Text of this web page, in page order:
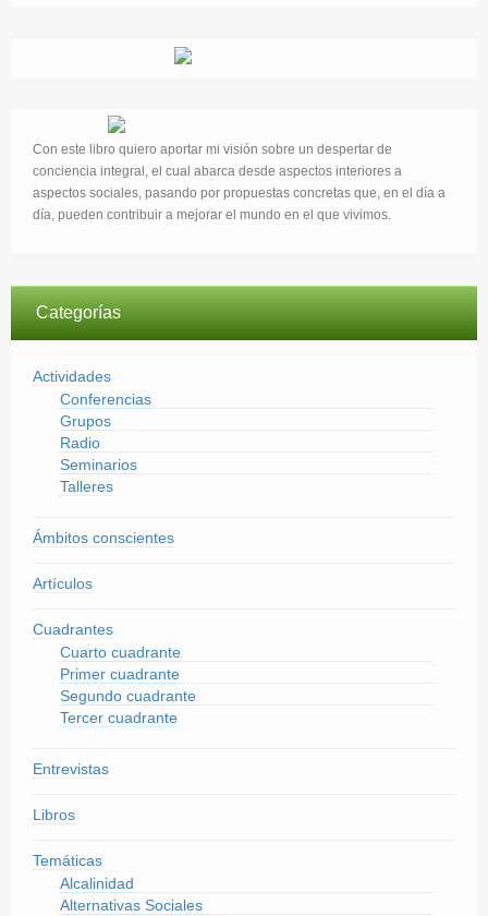
Con este libro quiero aportar mi visión sobre un despertar de
conciencia integral, el cual abarca desde aspectos interiores a
aspectos sociales, pasando por propuestas concretas que, en el día a
día, pueden contribuir a mejorar el mundo en el que vivimos.
Categorías
Actividades
Conferencias
Grupos
Radio
Seminarios
Talleres
Ámbitos conscientes
Artículos
Cuadrantes
Cuarto cuadrante
Primer cuadrante
Segundo cuadrante
Tercer cuadrante
Entrevistas
Libros
Temáticas
Alcalinidad
Alternativas Sociales